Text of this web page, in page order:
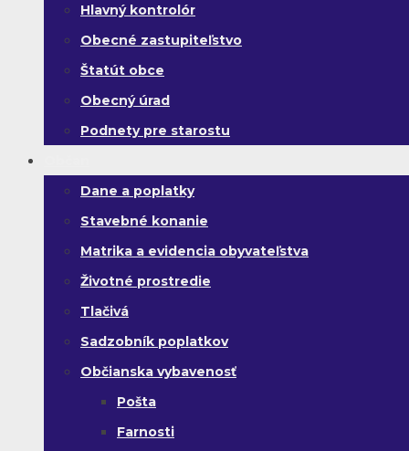
Hlavný kontrolór
Obecné zastupiteľstvo
Štatút obce
Obecný úrad
Podnety pre starostu
Dane a poplatky
Stavebné konanie
Matrika a evidencia obyvateľstva
Životné prostredie
Tlačivá
Sadzobník poplatkov
Občianska vybavenosť
Pošta
Farnosti